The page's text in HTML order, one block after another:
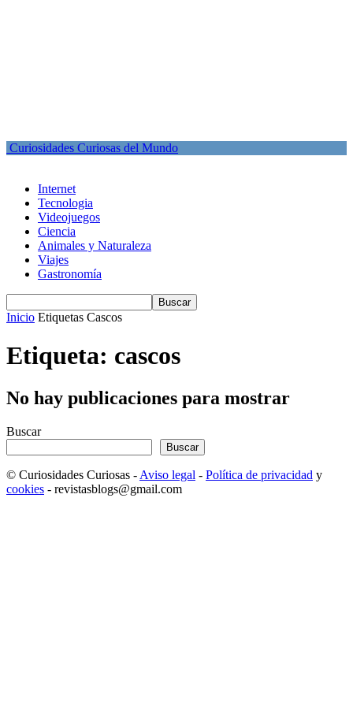
Curiosidades Curiosas del Mundo
Internet
Tecnologia
Videojuegos
Ciencia
Animales y Naturaleza
Viajes
Gastronomía
Inicio Etiquetas Cascos
Etiqueta: cascos
No hay publicaciones para mostrar
Buscar
Buscar
© Curiosidades Curiosas - Aviso legal - Política de privacidad y
cookies - revistasblogs@gmail.com